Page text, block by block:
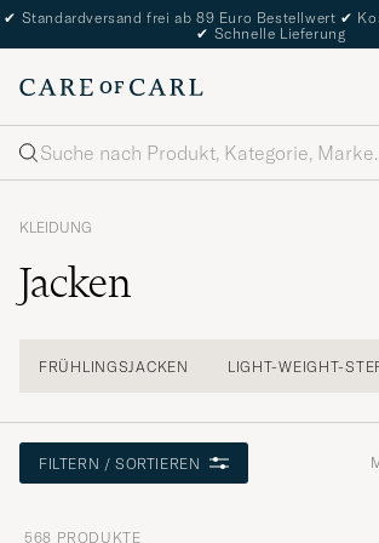
✔ Standardversand frei ab 89 Euro Bestellwert ✔
✔ Schnelle Lieferung
Suche
KLEIDUNG
Jacken
FRÜHLINGSJACKEN LIGHT-WEIGHT-
FILTERN / SORTIEREN
568 PRODUKTE